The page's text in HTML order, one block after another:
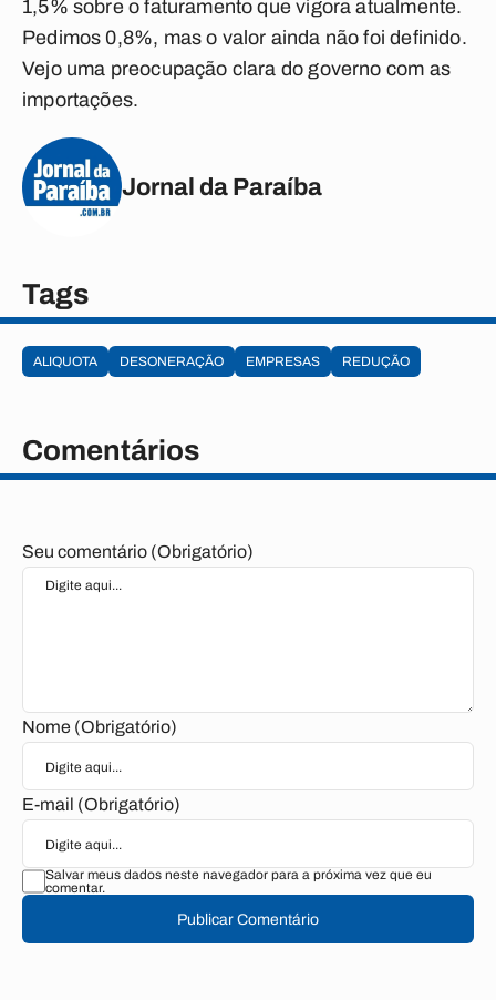
1,5% sobre o faturamento que vigora atualmente.
Pedimos 0,8%, mas o valor ainda não foi definido.
Vejo uma preocupação clara do governo com as
importações.
Jornal da Paraíba
Tags
ALIQUOTA DESONERAÇÃO EMPRESAS REDUÇÃO
Comentários
Seu comentário (Obrigatório)
Nome (Obrigatório)
E-mail (Obrigatório)
Salvar meus dados neste navegador para a próxima vez que eu
comentar.
Publicar Comentário